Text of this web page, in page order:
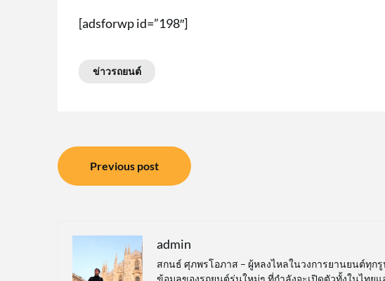
[adsforwp id=”198″]
ข่าวรถยนต์
แนะแนว
เรื่อง
Previous post
admin
สกนธ์ ศุภพรโอภาส – ผู้หลงไหลในวงการยานยนต์ทุ